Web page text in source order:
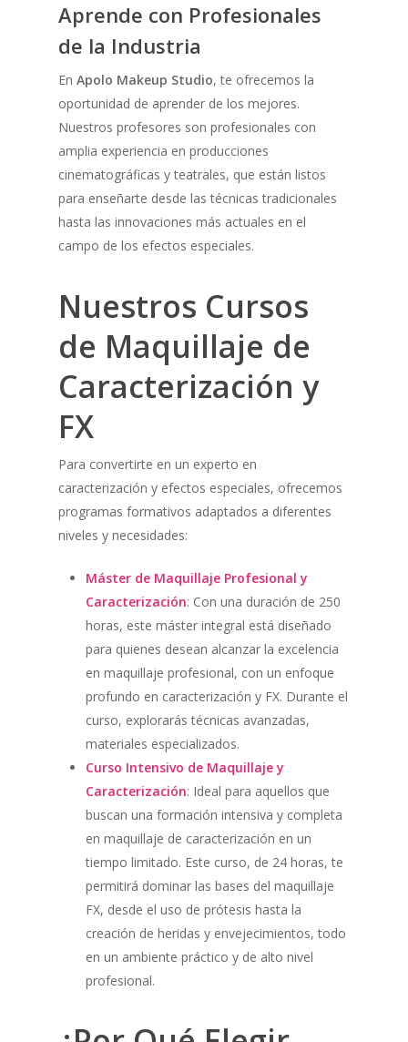
Aprende con Profesionales
de la Industria
EnApolo Makeup Studio, te ofrecemos la
oportunidad de aprender de los mejores.
Nuestros profesores son profesionales con
amplia experiencia en producciones
cinematográficas y teatrales, que están listos
para enseñarte desde las técnicas tradicionales
hasta las innovaciones más actuales en el
campo de los efectos especiales.
Nuestros Cursos
de Maquillaje de
Caracterización y
FX
Para convertirte en un experto en
caracterización y efectos especiales, ofrecemos
programas formativos adaptados a diferentes
niveles y necesidades:
Máster de Maquillaje Profesional y
Caracterización: Con una duración de 250
horas, este máster integral está diseñado
para quienes desean alcanzar la excelencia
en maquillaje profesional, con un enfoque
profundo en caracterización y FX. Durante el
curso, explorarás técnicas avanzadas,
materiales especializados.
Curso Intensivo de Maquillaje y
Caracterización: Ideal para aquellos que
buscan una formación intensiva y completa
en maquillaje de caracterización en un
tiempo limitado. Este curso, de 24 horas, te
permitirá dominar las bases del maquillaje
FX, desde el uso de prótesis hasta la
creación de heridas y envejecimientos, todo
en un ambiente práctico y de alto nivel
profesional.